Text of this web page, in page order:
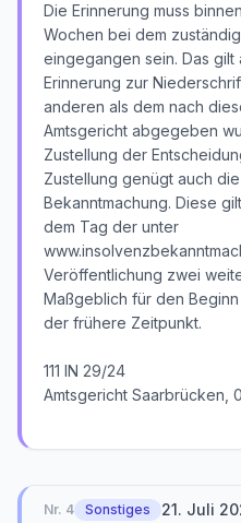
Die Erinnerung muss
Wochen bei dem
eingegangen sein. Das gilt
Erinnerung zur
anderen als dem nach
Amtsgericht abgegeben
Zustellung der
Zustellung genügt auch
Bekanntmachung. Diese
dem Tag der unter
Veröffentlichung zwei
Maßgeblich für den
der frühere Zeitpunkt.
111 IN 29/24
Amtsgericht Saarbrücken,
Nr. 4 Sonstiges 21. Juli